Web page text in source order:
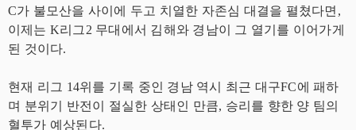
C가 불모산을 사이에 두고 치열한 자존심 대결을 펼쳤다면,
이제는 K리그2 무대에서 김해와 경남이 그 열기를 이어가게
된 것이다.
현재 리그 14위를 기록 중인 경남 역시 최근 대구FC에 패하
며 분위기 반전이 절실한 상태인 만큼, 승리를 향한 양 팀의
혈투가 예상된다.